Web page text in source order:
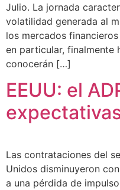
Julio. La jornada
volatilidad generada al
los mercados
en particular, finalmente
conocerán […]
EEUU: el
Las contrataciones del
Unidos disminuyeron
a una pérdida de